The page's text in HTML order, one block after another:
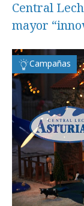
Central
mayor
Campañas